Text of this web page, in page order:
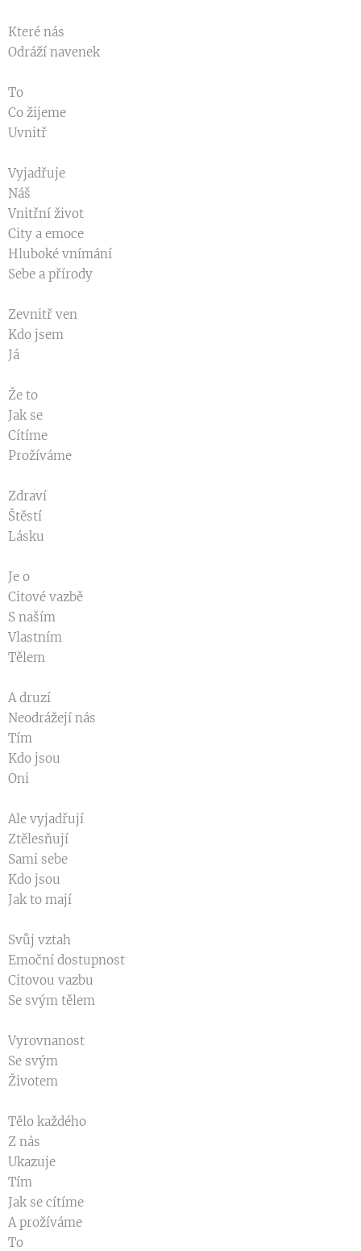
Které nás
Odráží navenek
To
Co žijeme
Uvnitř
Vyjadřuje
Náš
Vnitřní život
City a emoce
Hluboké vnímání
Sebe a přírody
Zevnitř ven
Kdo jsem
Já
Že to
Jak se
Cítíme
Prožíváme
Zdraví
Štěstí
Lásku
Je o
Citové vazbě
S naším
Vlastním
Tělem
A druzí
Neodrážejí nás
Tím
Kdo jsou
Oni
Ale vyjadřují
Ztělesňují
Sami sebe
Kdo jsou
Jak to mají
Svůj vztah
Emoční dostupnost
Citovou vazbu
Se svým tělem
Vyrovnanost
Se svým
Životem
Tělo každého
Z nás
Ukazuje
Tím
Jak se cítíme
A prožíváme
To